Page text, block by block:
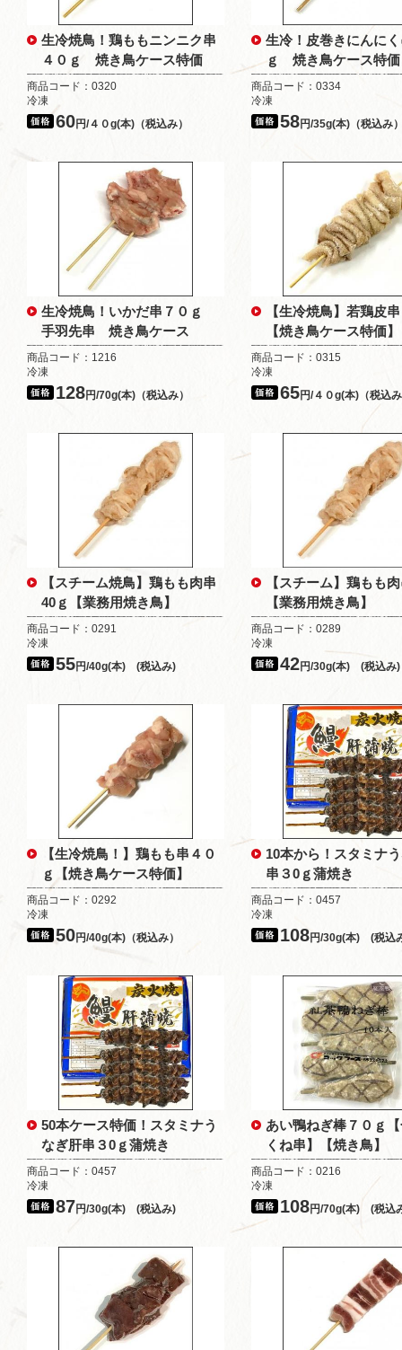
生冷焼鳥！鶏ももニンニク串
４０ｇ 焼き鳥ケース特価
商品コード：0320
冷凍
60円/４０g(本)（税込み）
生冷！皮巻きにんに
ｇ 焼き鳥ケース特価
商品コード：0334
冷凍
58円/35g(本)（税込み
生冷焼鳥！いかだ串７０ｇ
手羽先串 焼き鳥ケース
商品コード：1216
冷凍
128円/70g(本)（税込み）
【生冷焼鳥】若鶏皮
【焼き鳥ケース特価】
商品コード：0315
冷凍
65円/４０g(本)（税込
【スチーム焼鳥】鶏もも肉串
40ｇ【業務用焼き鳥】
商品コード：0291
冷凍
55円/40g(本) (税込み)
【スチーム】鶏もも
【業務用焼き鳥】
商品コード：0289
冷凍
42円/30g(本) (税込み)
【生冷焼鳥！】鶏もも串４０
ｇ【焼き鳥ケース特価】
商品コード：0292
冷凍
50円/40g(本)（税込み）
10本から！スタミナ
串３0ｇ蒲焼き
商品コード：0457
冷凍
108円/30g(本) (税込
50本ケース特価！スタミナう
なぎ肝串３0ｇ蒲焼き
商品コード：0457
冷凍
87円/30g(本) (税込み)
あい鴨ねぎ棒７０ｇ
くね串】【焼き鳥】
商品コード：0216
冷凍
108円/70g(本) (税込